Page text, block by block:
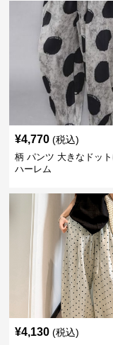
¥4,770 (税込)
柄 パンツ 大きなドッ
ハーレム
¥4,130 (税込)